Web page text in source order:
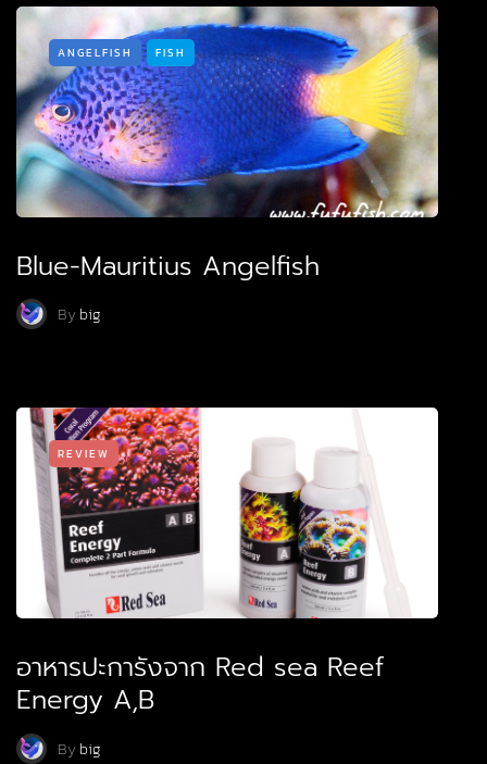
ANGELFISH FISH
Blue-Mauritius Angelfish
Bybig
REVIEW
อาหารปะการังจาก Red sea Reef
Energy A,B
Bybig